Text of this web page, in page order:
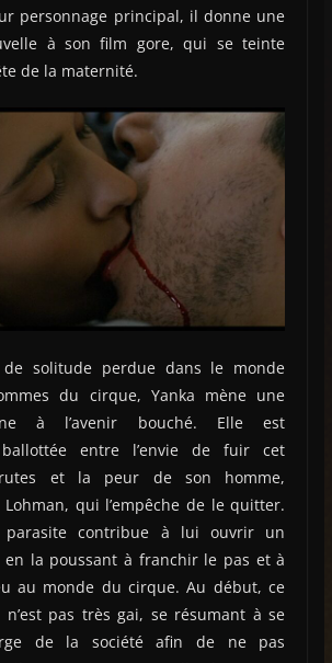
personnage principal, il donne une
à son film gore, qui se teinte
de la maternité.
de solitude perdue dans le monde
du cirque, Yanka mène une
à l’avenir bouché. Elle est
ballottée entre l’envie de fuir cet
et la peur de son homme,
Lohman, qui l’empêche de le quitter.
parasite contribue à lui ouvrir un
en la poussant à franchir le pas et à
au monde du cirque. Au début, ce
n’est pas très gai, se résumant à se
de la société afin de ne pas